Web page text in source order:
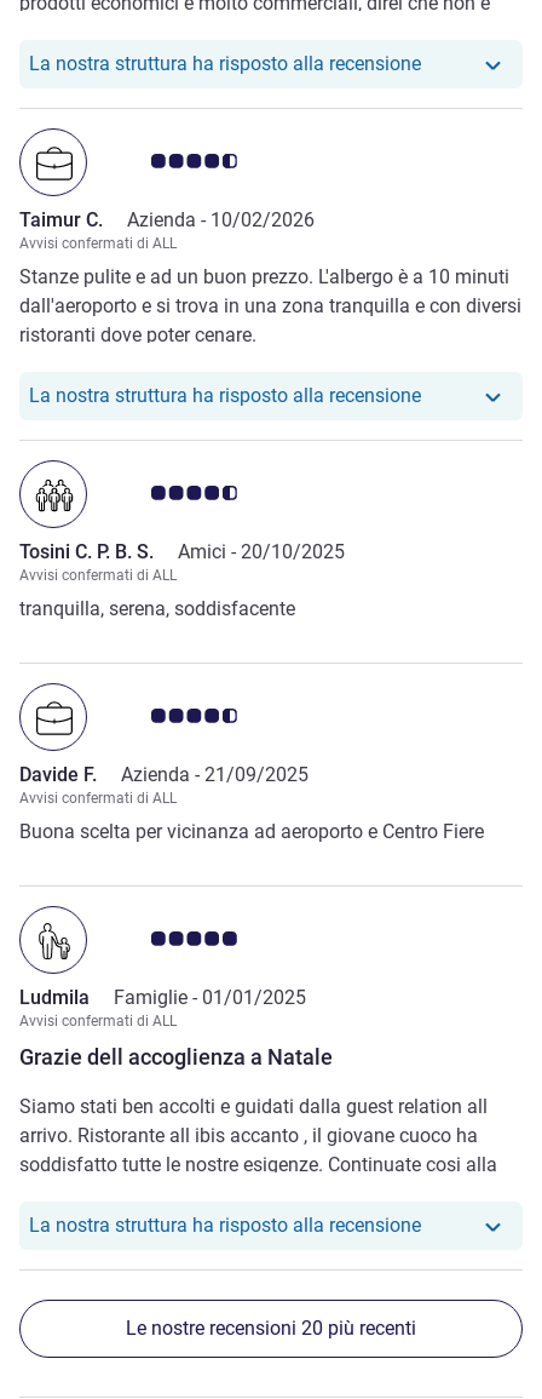
La nostra struttura ha risposto alla recensioneIl nostro
Giudizio clienti 4.5/5
Taimur C. Azienda - 10/02/2026
Avvisi confermati di ALL
Stanze pulite e ad un buon prezzo. L'albergo è a 10 minuti
dall'aeroporto e si trova in una zona tranquilla e con diversi
ristoranti dove poter cenare.
La nostra struttura ha risposto alla recensioneIl nostro hotel
Giudizio clienti 4.5/5
Tosini C. P. B. S. Amici - 20/10/2025
Avvisi confermati di ALL
tranquilla, serena, soddisfacente
Giudizio clienti 4.5/5
Davide F. Azienda - 21/09/2025
Avvisi confermati di ALL
Buona scelta per vicinanza ad aeroporto e Centro Fiere
Grazie dell accoglienza a Natale
Giudizio clienti 5.0/5
Ludmila Famiglie - 01/01/2025
Avvisi confermati di ALL
Siamo stati ben accolti e guidati dalla guest relation all
arrivo. Ristorante all ibis accanto , il giovane cuoco ha
soddisfatto tutte le nostre esigenze. Continuate cosi alla
La nostra struttura ha risposto alla recensioneIl nostro
Le nostre recensioni 20 più recenti